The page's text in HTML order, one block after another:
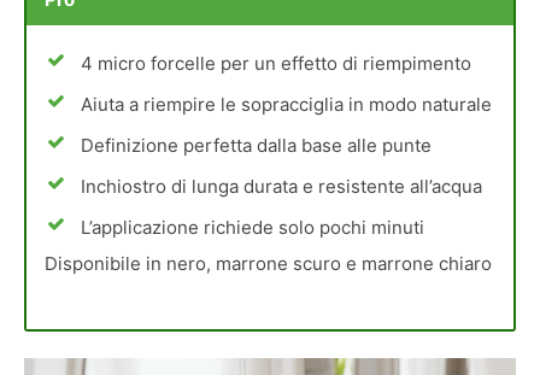
4 micro forcelle per un effetto di riempimento
Aiuta a riempire le sopracciglia in modo naturale
Definizione perfetta dalla base alle punte
Inchiostro di lunga durata e resistente all’acqua
L’applicazione richiede solo pochi minuti
Disponibile in nero, marrone scuro e marrone chiaro